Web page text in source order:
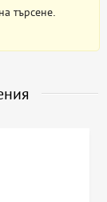
търсене.